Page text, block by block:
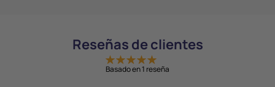
Reseñas de clientes
Basado en 1 reseña